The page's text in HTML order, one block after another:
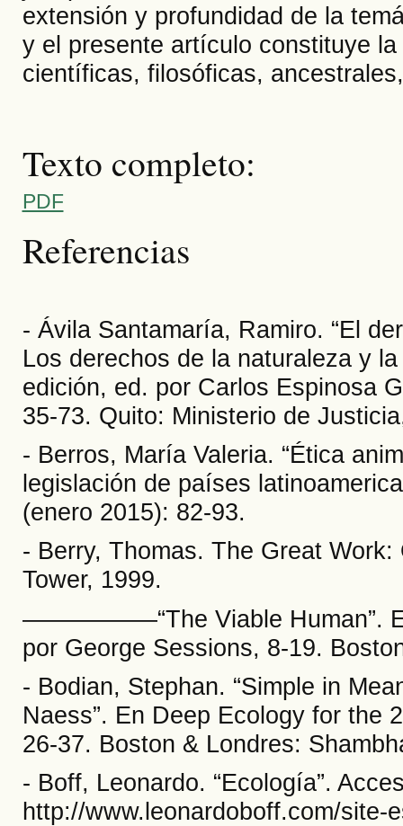
extensión y profundidad de la
y el presente artículo constituye
científicas, filosóficas,
Texto completo:
PDF
Referencias
- Ávila Santamaría, Ramiro. “El
Los derechos de la naturaleza y
edición, ed. por Carlos Espinosa
35-73. Quito: Ministerio de
- Berros, María Valeria. “Ética
legislación de países
(enero 2015): 82-93.
- Berry, Thomas. The Great
Tower, 1999.
––––––––––“The Viable
por George Sessions, 8-19.
- Bodian, Stephan. “Simple in
Naess”. En Deep Ecology for the
26-37. Boston & Londres:
- Boff, Leonardo. “Ecología”.
http://www.leonardoboff.com/site-